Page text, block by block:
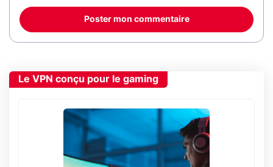
Poster mon commentaire
Le VPN conçu pour le gaming